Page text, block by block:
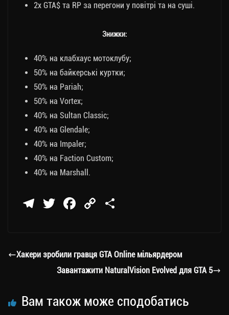
2x GTA$ та RP за перегони у повітрі та на суші.
Знижки:
40% на клабхаус мотоклубу;
50% на байкерські куртки;
50% на Pariah;
50% на Vortex;
40% на Sultan Classic;
40% на Glendale;
40% на Impaler;
40% на Faction Custom;
40% на Marshall.
Te
a
T
er
Fa
ok
C
Li
nk
ли
ти
Хакери зробили гравця GTA Online мільярдером
Завантажити NaturalVision Evolved для GTA 5
Вам також може сподобатись